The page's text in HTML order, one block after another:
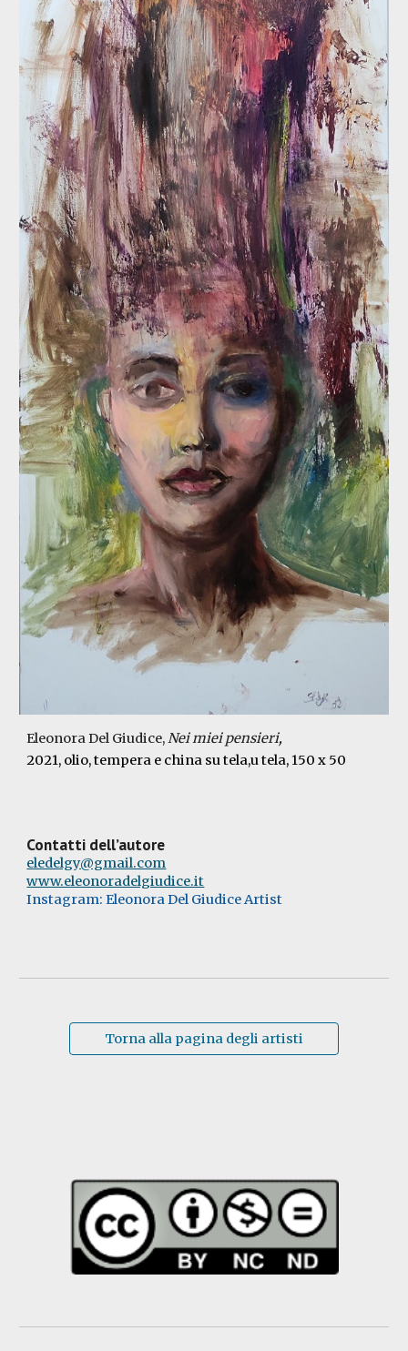
Eleonora Del Giudice,Nei miei pensieri,
2021, olio, tempera e china su tela,u tela, 150 x 50
Contatti dell’autore
eledelgy@gmail.com
www.eleonoradelgiudice.it
Instagram: Eleonora Del Giudice Artist
Torna alla pagina degli artisti